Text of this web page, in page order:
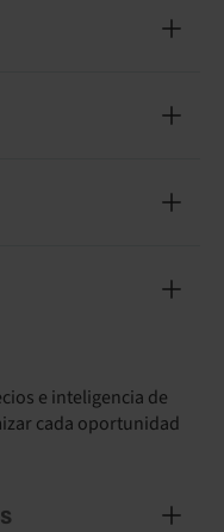
mundiales.
especializados.
e inteligencia de
cada oportunidad